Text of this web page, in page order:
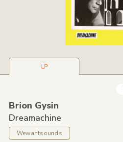
LP
Brion Gysin
Dreamachine
Wewantsounds